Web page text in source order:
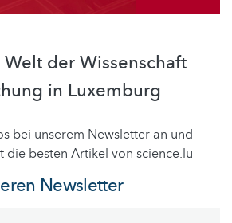
der Wissenschaft
in Luxemburg
bei unserem Newsletter an und
die besten Artikel von science.lu
Newsletter